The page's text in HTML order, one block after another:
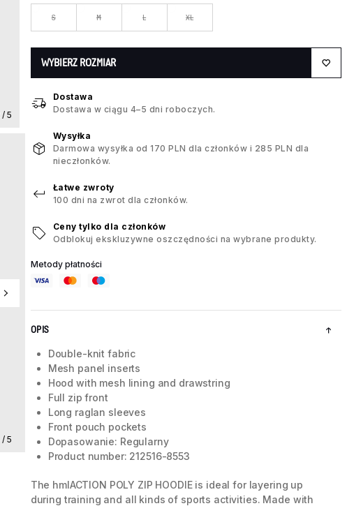
/ 5
/ 5
S M L XL
WYBIERZ ROZMIAR
Dostawa
Dostawa w ciągu 4–5 dni roboczych.
Wysyłka
Darmowa wysyłka od 170 PLN dla członków i 285 PLN dla
nieczłonków.
Łatwe zwroty
100 dni na zwrot dla członków.
Ceny tylko dla członków
Odblokuj ekskluzywne oszczędności na wybrane produkty.
Metody płatności
OPIS
Double-knit fabric
Mesh panel inserts
Hood with mesh lining and drawstring
Full zip front
Long raglan sleeves
Front pouch pockets
Dopasowanie: Regularny
Product number: 212516-8553
The hmlACTION POLY ZIP HOODIE is ideal for layering up
during training and all kinds of sports activities. Made with